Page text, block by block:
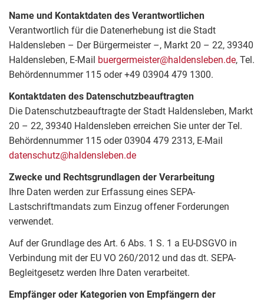
Name und Kontaktdaten des Verantwortlichen
Verantwortlich für die Datenerhebung ist die Stadt
Haldensleben – Der Bürgermeister –, Markt 20 – 22, 39340
Haldensleben, E-Mail buergermeister@haldensleben.de, Tel.
Behördennummer 115 oder +49 03904 479 1300.
Kontaktdaten des Datenschutzbeauftragten
Die Datenschutzbeauftragte der Stadt Haldensleben, Markt
20 – 22, 39340 Haldensleben erreichen Sie unter der Tel.
Behördennummer 115 oder 03904 479 2313, E-Mail
datenschutz@haldensleben.de
Zwecke und Rechtsgrundlagen der Verarbeitung
Ihre Daten werden zur Erfassung eines SEPA-
Lastschriftmandats zum Einzug offener Forderungen
verwendet.
Auf der Grundlage des Art. 6 Abs. 1 S. 1 a EU-DSGVO in
Verbindung mit der EU VO 260/2012 und das dt. SEPA-
Begleitgesetz werden Ihre Daten verarbeitet.
Empfänger oder Kategorien von Empfängern der